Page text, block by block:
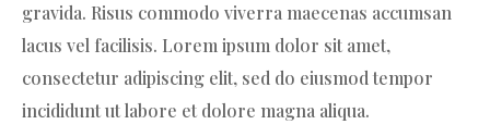
gravida. Risus commodo viverra maecenas accumsan
lacus vel facilisis. Lorem ipsum dolor sit amet,
consectetur adipiscing elit, sed do eiusmod tempor
incididunt ut labore et dolore magna aliqua.